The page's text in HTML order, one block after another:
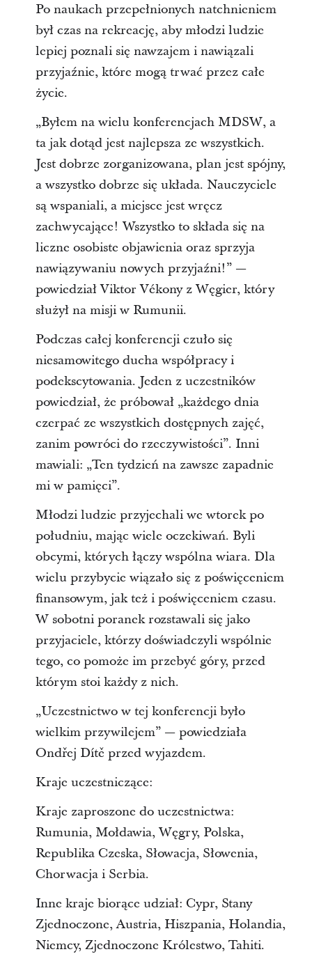
Po naukach przepełnionych natchnieniem
był czas na rekreację, aby młodzi ludzie
lepiej poznali się nawzajem i nawiązali
przyjaźnie, które mogą trwać przez całe
życie.
„Byłem na wielu konferencjach MDSW, a
ta jak dotąd jest najlepsza ze wszystkich.
Jest dobrze zorganizowana, plan jest spójny,
a wszystko dobrze się układa. Nauczyciele
są wspaniali, a miejsce jest wręcz
zachwycające! Wszystko to składa się na
liczne osobiste objawienia oraz sprzyja
nawiązywaniu nowych przyjaźni!” —
powiedział Viktor Vékony z Węgier, który
służył na misji w Rumunii.
Podczas całej konferencji czuło się
niesamowitego ducha współpracy i
podekscytowania. Jeden z uczestników
powiedział, że próbował „każdego dnia
czerpać ze wszystkich dostępnych zajęć,
zanim powróci do rzeczywistości”. Inni
mawiali: „Ten tydzień na zawsze zapadnie
mi w pamięci”.
Młodzi ludzie przyjechali we wtorek po
południu, mając wiele oczekiwań. Byli
obcymi, których łączy wspólna wiara. Dla
wielu przybycie wiązało się z poświęceniem
finansowym, jak też i poświęceniem czasu.
W sobotni poranek rozstawali się jako
przyjaciele, którzy doświadczyli wspólnie
tego, co pomoże im przebyć góry, przed
którym stoi każdy z nich.
„Uczestnictwo w tej konferencji było
wielkim przywilejem” — powiedziała
Ondřej Dítě przed wyjazdem.
Kraje uczestniczące:
Kraje zaproszone do uczestnictwa:
Rumunia, Mołdawia, Węgry, Polska,
Republika Czeska, Słowacja, Słowenia,
Chorwacja i Serbia.
Inne kraje biorące udział: Cypr, Stany
Zjednoczone, Austria, Hiszpania, Holandia,
Niemcy, Zjednoczone Królestwo, Tahiti.